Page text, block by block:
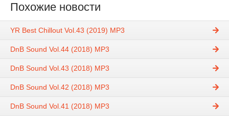
Похожие новости
YR Best Chillout Vol.43 (2019) MP3
DnB Sound Vol.44 (2018) MP3
DnB Sound Vol.43 (2018) MP3
DnB Sound Vol.42 (2018) MP3
DnB Sound Vol.41 (2018) MP3